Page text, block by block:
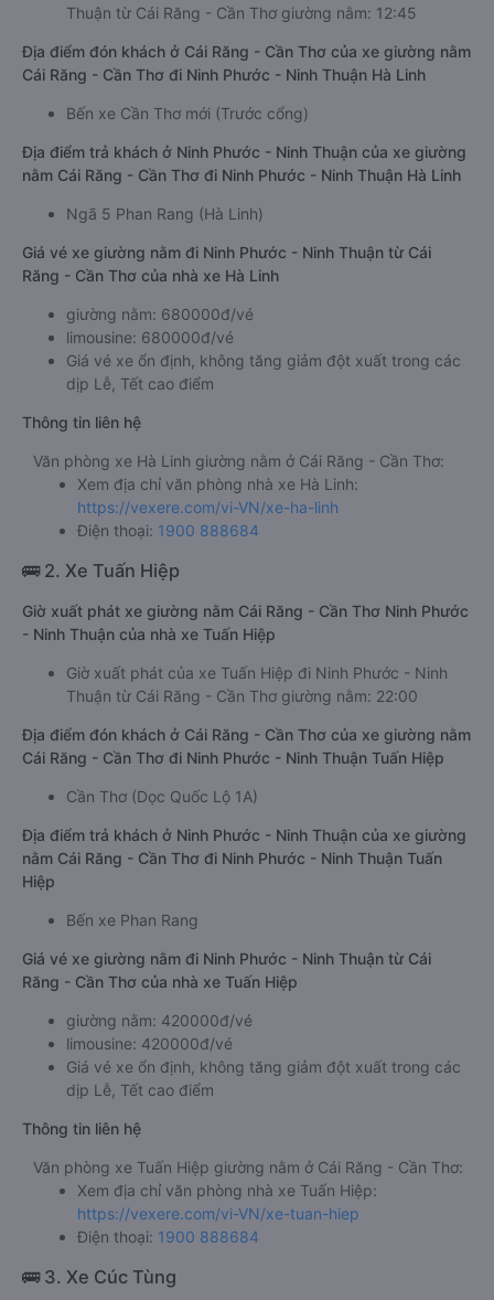
Thuận từ Cái Răng - Cần Thơ giường nằm: 12:45
Địa điểm đón khách ở Cái Răng - Cần Thơ của xe giường nằm
Cái Răng - Cần Thơ đi Ninh Phước - Ninh Thuận Hà Linh
Bến xe Cần Thơ mới (Trước cổng)
Địa điểm trả khách ở Ninh Phước - Ninh Thuận của xe giường
nằm Cái Răng - Cần Thơ đi Ninh Phước - Ninh Thuận Hà Linh
Ngã 5 Phan Rang (Hà Linh)
Giá vé xe giường nằm đi Ninh Phước - Ninh Thuận từ Cái
Răng - Cần Thơ của nhà xe Hà Linh
giường nằm: 680000đ/vé
limousine: 680000đ/vé
Giá vé xe ổn định, không tăng giảm đột xuất trong các
dịp Lễ, Tết cao điểm
Thông tin liên hệ
Văn phòng xe Hà Linh giường nằm ở Cái Răng - Cần Thơ:
Xem địa chỉ văn phòng nhà xe Hà Linh:
https://vexere.com/vi-VN/xe-ha-linh
Điện thoại: 1900 888684
🚌 2. Xe Tuấn Hiệp
Giờ xuất phát xe giường nằm Cái Răng - Cần Thơ Ninh Phước
- Ninh Thuận của nhà xe Tuấn Hiệp
Giờ xuất phát của xe Tuấn Hiệp đi Ninh Phước - Ninh
Thuận từ Cái Răng - Cần Thơ giường nằm: 22:00
Địa điểm đón khách ở Cái Răng - Cần Thơ của xe giường nằm
Cái Răng - Cần Thơ đi Ninh Phước - Ninh Thuận Tuấn Hiệp
Cần Thơ (Dọc Quốc Lộ 1A)
Địa điểm trả khách ở Ninh Phước - Ninh Thuận của xe giường
nằm Cái Răng - Cần Thơ đi Ninh Phước - Ninh Thuận Tuấn
Hiệp
Bến xe Phan Rang
Giá vé xe giường nằm đi Ninh Phước - Ninh Thuận từ Cái
Răng - Cần Thơ của nhà xe Tuấn Hiệp
giường nằm: 420000đ/vé
limousine: 420000đ/vé
Giá vé xe ổn định, không tăng giảm đột xuất trong các
dịp Lễ, Tết cao điểm
Thông tin liên hệ
Văn phòng xe Tuấn Hiệp giường nằm ở Cái Răng - Cần Thơ:
Xem địa chỉ văn phòng nhà xe Tuấn Hiệp:
https://vexere.com/vi-VN/xe-tuan-hiep
Điện thoại: 1900 888684
🚌 3. Xe Cúc Tùng